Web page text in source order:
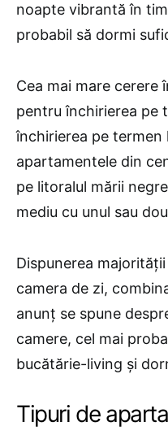
noapte vibrantă în
probabil să dormi
Cea mai mare cerere
pentru închirierea pe
închirierea pe termen
apartamentele din
pe litoralul mării
mediu cu unul sau
Dispunerea
camera de zi,
anunț se spune
camere, cel mai
bucătărie-living și
Tipuri de